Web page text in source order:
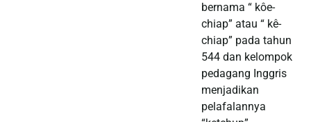
bernama “ kôe-
chiap” atau “ kê-
chiap” pada tahun
544 dan kelompok
pedagang Inggris
menjadikan
pelafalannya